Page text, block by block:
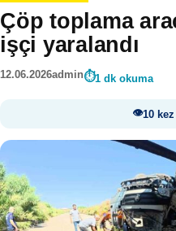
Çöp toplama
işçi yaralandı
12.06.2026admin 1 dk okuma
10